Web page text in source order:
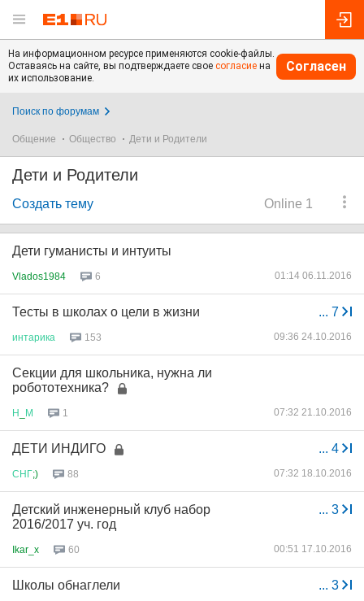
На информационном ресурсе применяются cookie-файлы.
Оставаясь на сайте, вы подтверждаете свое согласие на
их использование.
Согласен
Поиск по форумам
Общение Общество Дети и Родители
Дети и Родители
Online 1
Создать тему
Дети гуманисты и интуиты
Vlados1984 6 01:14 06.11.2016
... 7
Тесты в школах о цели в жизни
интарика 153 09:36 24.10.2016
Секции для школьника, нужна ли
робототехника?
Н М 1 07:32 21.10.2016
... 4
ДЕТИ ИНДИГО
СНГ;) 88 07:32 18.10.2016
... 3
Детский инженерный клуб набор
2016/2017 уч. год
Ikar_x 60 00:51 17.10.2016
... 3
Школы обнаглели